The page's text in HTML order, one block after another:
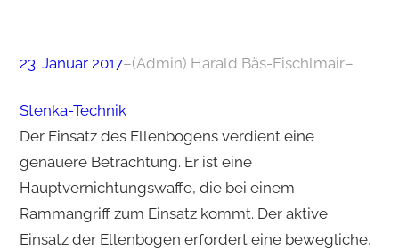
23. Januar 2017–(Admin) Harald Bäs-Fischlmair–
Stenka-Technik
Der Einsatz des Ellenbogens verdient eine
genauere Betrachtung. Er ist eine
Hauptvernichtungswaffe, die bei einem
Rammangriff zum Einsatz kommt. Der aktive
Einsatz der Ellenbogen erfordert eine bewegliche,